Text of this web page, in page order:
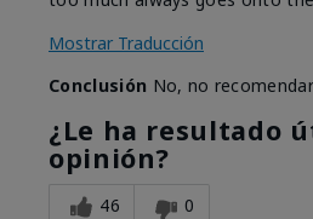
Mostrar Traducción
Conclusión No, no
¿Le ha resultado
opinión?
46 0